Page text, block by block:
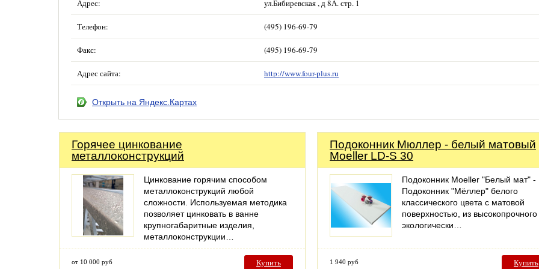
Адрес: ул.Бибиревская , д 8А. стр. 1
Телефон: (495) 196-69-79
Факс: (495) 196-69-79
Адрес сайта: http://www.four-plus.ru
Открыть на Яндекс.Картах
Горячее цинкование
металлоконструкций
Цинкование горячим способом
металлоконструкций любой
сложности. Используемая методика
позволяет цинковать в ванне
крупногабаритные изделия,
металлоконструкции…
от 10 000 руб Купить
Подоконник Мюллер - белый матовый
Moeller LD-S 30
Подоконник Moeller "Белый мат" -
Подоконник "Мёллер" белого
классического цвета с матовой
поверхностью, из
экологически…
1 940 руб Купить